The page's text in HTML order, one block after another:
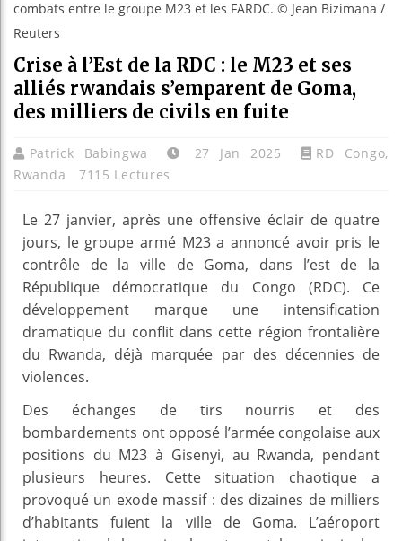
combats entre le groupe M23 et les FARDC. © Jean Bizimana /
Reuters
Crise à l’Est de la RDC : le M23 et ses
alliés rwandais s’emparent de Goma,
des milliers de civils en fuite
Patrick Babingwa 27 Jan 2025 RD Congo,
Rwanda
7115 Lectures
Le 27 janvier, après une offensive éclair de quatre
jours, le groupe armé M23 a annoncé avoir pris le
contrôle de la ville de Goma, dans l’est de la
République démocratique du Congo (RDC). Ce
développement marque une intensification
dramatique du conflit dans cette région frontalière
du Rwanda, déjà marquée par des décennies de
violences.
Des échanges de tirs nourris et des
bombardements ont opposé l’armée congolaise aux
positions du M23 à Gisenyi, au Rwanda, pendant
plusieurs heures. Cette situation chaotique a
provoqué un exode massif : des dizaines de milliers
d’habitants fuient la ville de Goma. L’aéroport